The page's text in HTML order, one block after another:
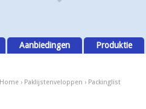
Aanbiedingen Produktie
Home› Paklijstenveloppen › Packinglist